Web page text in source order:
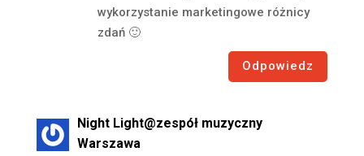
wykorzystanie marketingowe różnicy
zdań 🙂
Odpowiedz
Night Light@zespół muzyczny
Warszawa